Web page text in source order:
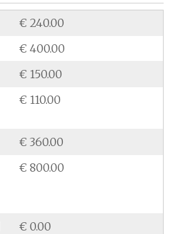
€ 240.00
€ 400.00
€ 150.00
€ 110.00
€ 360.00
€ 800.00
€ 0.00